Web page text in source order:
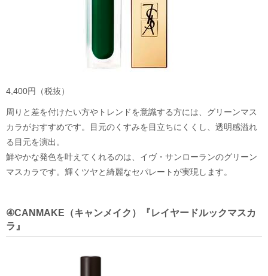
4,400円（税抜）
周りと差を付けたい方やトレンドを意識する方には、グリーンマス
カラがおすすめです。目元のくすみを目立ちにくくし、透明感溢れ
る目元を演出。
鮮やかな発色を叶えてくれるのは、イヴ・サンローランのグリーン
マスカラです。輝くツヤと綺麗なセパレートが実現します。
④CANMAKE（キャンメイク）『レイヤードルックマスカ
ラ』